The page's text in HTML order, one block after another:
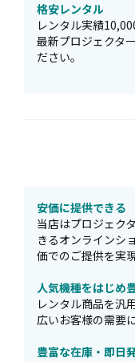
格安レンタル
レンタル実績
最新プロジェクタ
ださい。
安価に提供できる
当店はプロジェク
きるオンラインシ
価でのご提供を実
人気機種をはじめ
レンタル商品を汎
広いお客様の需要
豊富な在庫・即日